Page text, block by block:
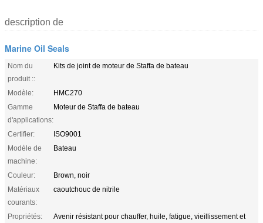
description de
Marine Oil Seals
Nom du
produit ::
Kits de joint de moteur de Staffa de bateau
Modèle:
HMC270
Gamme
d'applications:
Moteur de Staffa de bateau
Certifier:
ISO9001
Modèle de
machine:
Bateau
Couleur:
Brown, noir
Matériaux
courants:
caoutchouc de nitrile
Propriétés:
Avenir résistant pour chauffer, huile, fatigue, vieillissement et